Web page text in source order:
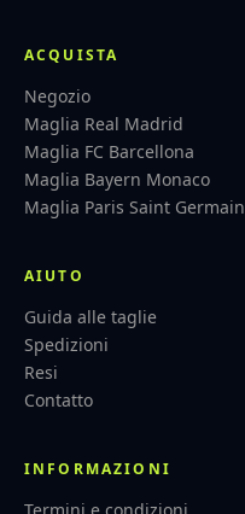
ACQUISTA
Negozio
Maglia Real Madrid
Maglia FC Barcellona
Maglia Bayern Monaco
Maglia Paris Saint Germain
AIUTO
Guida alle taglie
Spedizioni
Resi
Contatto
INFORMAZIONI
Termini e condizioni